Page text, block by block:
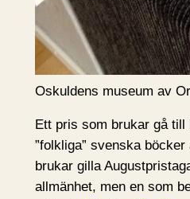
Oskuldens museum av
Ett pris som brukar gå till
”folkliga” svenska
brukar gilla
allmänhet, men en som